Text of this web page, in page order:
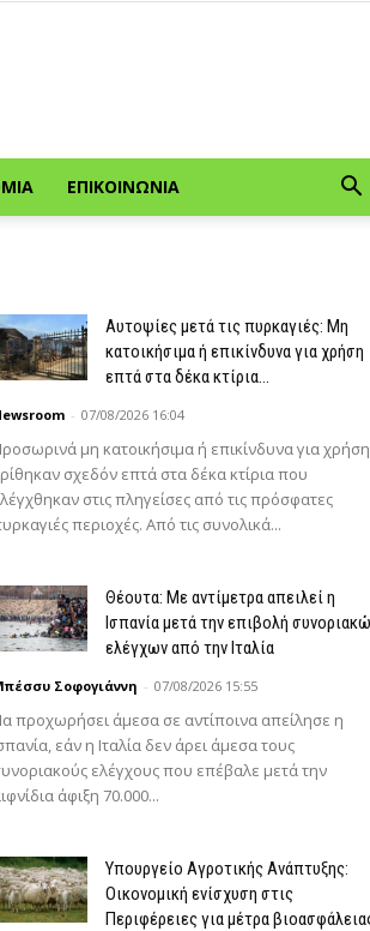
ΕΠΙΚΟΙΝΩΝΊΑ
Αυτοψίες μετά τις πυρκαγιές: Μη
κατοικήσιμα ή επικίνδυνα για χρήση
επτά στα δέκα κτίρια...
- 07/08/2026 16:04
μη κατοικήσιμα ή επικίνδυνα για χρήση
σχεδόν επτά στα δέκα κτίρια που
στις πληγείσες από τις πρόσφατες
περιοχές. Από τις συνολικά...
Θέουτα: Με αντίμετρα απειλεί η
Ισπανία μετά την επιβολή
ελέγχων από την Ιταλία
Σοφογιάννη - 07/08/2026 15:55
προχωρήσει άμεσα σε αντίποινα απείλησε η
εάν η Ιταλία δεν άρει άμεσα τους
ελέγχους που επέβαλε μετά την
άφιξη 70.000...
Υπουργείο Αγροτικής Ανάπτυξης:
Οικονομική ενίσχυση στις
Περιφέρειες για μέτρα